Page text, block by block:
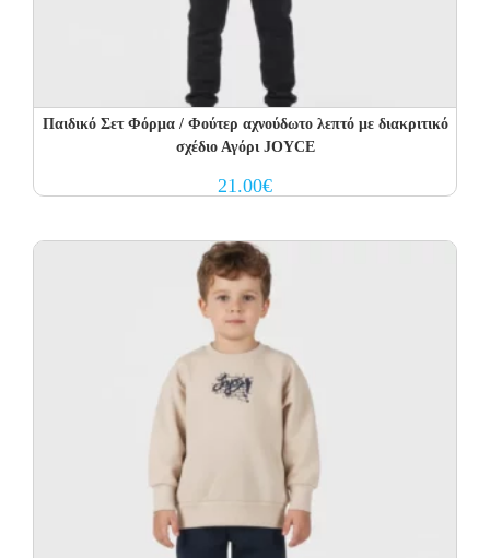
Παιδικό Σετ Φόρμα / Φούτερ αχνούδωτο λεπτό με διακριτικό
σχέδιο Αγόρι JOYCE
21.00€